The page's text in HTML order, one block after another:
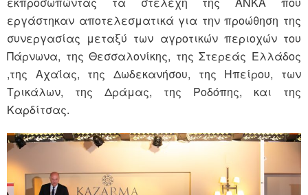
εργάστηκαν αποτελεσματικά για την προώθηση της
συνεργασίας μεταξύ των αγροτικών περιοχών του
Πάρνωνα, της Θεσσαλονίκης, της Στερεάς Ελλάδος
,της Αχαΐας, της Δωδεκανήσου, της Ηπείρου, των
Τρικάλων, της Δράμας, της Ροδόπης, και της
Καρδίτσας.